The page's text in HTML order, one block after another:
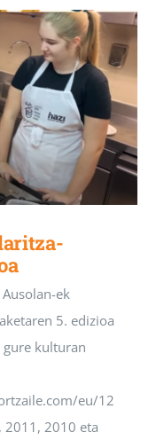
ek
5. edizioa
kulturan
eu/12
2011, 2010 eta